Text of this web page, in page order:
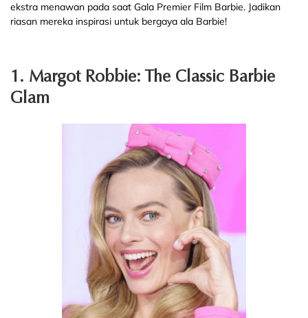
ekstra menawan pada saat Gala Premier Film Barbie. Jadikan
riasan mereka inspirasi untuk bergaya ala Barbie!
1. Margot Robbie: The Classic Barbie
Glam